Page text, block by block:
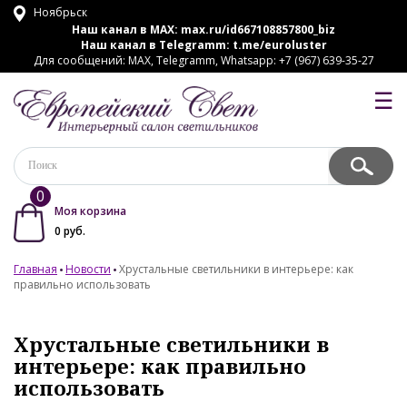
Ноябрьск
Наш канал в MAX: max.ru/id667108857800_biz
Наш канал в Telegramm: t.me/euroluster
Для сообщений: MAX, Telegramm, Whatsapp: +7 (967) 639-35-27
☰
0
Моя корзина
0 руб.
Главная Новости Хрустальные светильники в интерьере: как
правильно использовать
Хрустальные светильники в
интерьере: как правильно
использовать